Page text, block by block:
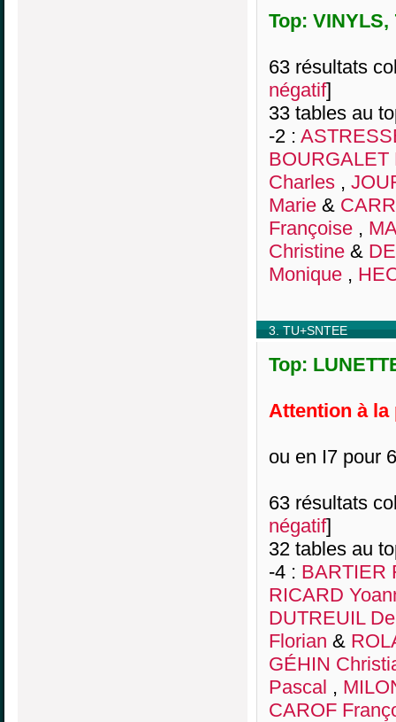
Top: VINYLS,
63 résultats
négatif]
33 tables au
-2 :
BOURGALET
Charles ,
Marie &
Françoise ,
Christine &
Monique ,
3. TU+SNTEE
Top:
Attention à la
ou en I7 pour
63 résultats
négatif]
32 tables au
-4 : BARTIER
RICARD
DUTREUIL
Florian &
GÉHIN
Pascal ,
CAROF